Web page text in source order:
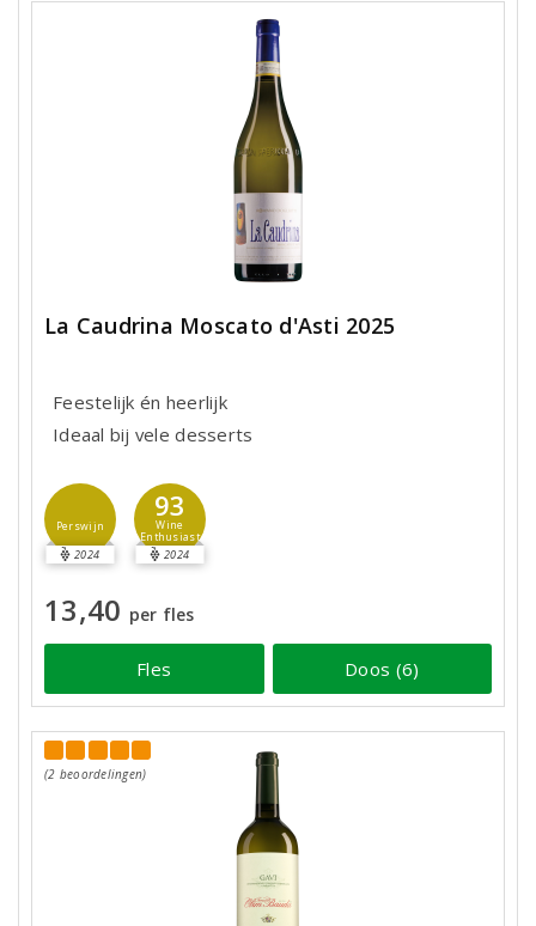
La Caudrina Moscato d'Asti 2025
Feestelijk én heerlijk
Ideaal bij vele desserts
Perswijn
2024
93
Wine
Enthusiast
2024
13,40 per fles
Fles Doos (6)
(2 beoordelingen)